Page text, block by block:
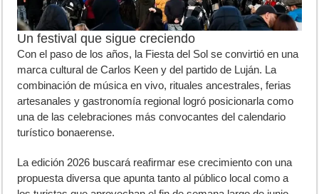
Un festival que sigue creciendo
Con el paso de los años, la Fiesta del Sol se convirtió en una
marca cultural de Carlos Keen y del partido de Luján. La
combinación de música en vivo, rituales ancestrales, ferias
artesanales y gastronomía regional logró posicionarla como
una de las celebraciones más convocantes del calendario
turístico bonaerense.
La edición 2026 buscará reafirmar ese crecimiento con una
propuesta diversa que apunta tanto al público local como a